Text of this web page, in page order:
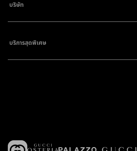
บริษัท
บริการสุดพิเศษ